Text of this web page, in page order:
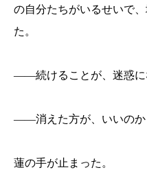
の自分たちがいるせいで
た。
——続けることが、迷惑に
——消えた方が、いいのか
蓮の手が止まった。